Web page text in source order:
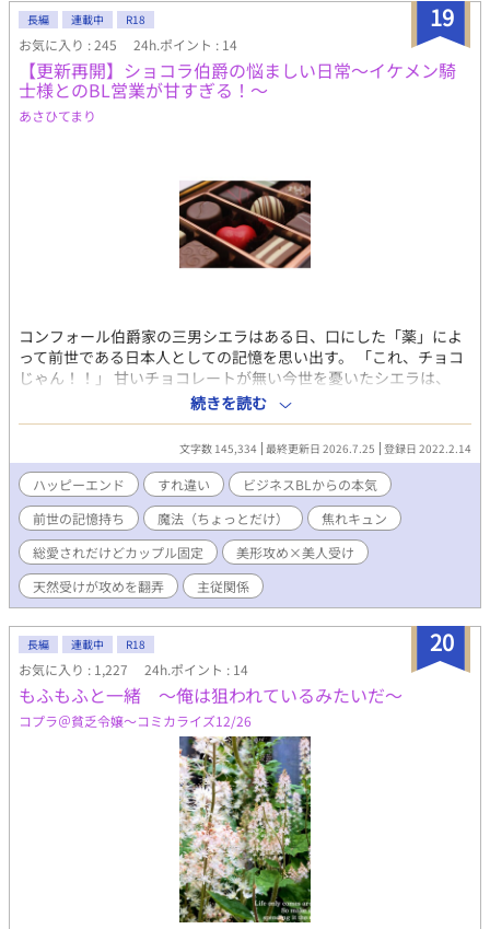
イドル！歌って踊って、あざと可愛いフルールに、周囲はどんど
ん魅了されていく。そして、ついに夫・ウルティムスの心境にも
変化が… 。 アイドル魂で子豚人生満喫中！獣人アイドルコメデ
ィ、総受け 「子豚のぼくも可愛いじゃん！」 冷酷非道な俺様狼獣
人×あざとポジティブのアイドル豚獣人 R18→※マーク 本編→完
結済み 「最高スコア」 24h.5000越え ランキング(その他).66位
19
長編 連載中 R18
お気に入り : 245 24h.ポイント : 14
【更新再開】ショコラ伯爵の悩ましい日常〜イケメン騎
士様とのBL営業が甘すぎる！〜
あさひてまり
コンフォール伯爵家の三男シエラはある日、口にした「薬」によ
って前世である日本人としての記憶を思い出す。 「これ、チョコ
じゃん！！」 甘いチョコレートが無い今世を憂いたシエラは、
人々に広めようとショコラトリーをオープン。 「ショコラ伯爵」
の通り名で知られるようになるが、ショコラを口にするのは貴族
ばかり。 どうにか庶民にも広めたい！ それにはインパクトあるプ
ロモーションを考えないと…。 え、BL営業⁉︎……それだ！！ 女子
に大人気のイケメン騎士の協力を得るも、相手役はまさかのシエ
ラ自身。 お互いの利害が一致したニセモノの「恋人」だったけ
ど…あれ？何だろうこの気持ち。 え、ちょっと待って！距離近く
ない⁉︎ 溺愛系イケメン騎士（21）×チョコマニアの無自覚美人
（19） たまに魔法の描写がありますが、恋愛には関係ありませ
ん。 ☆23話「碧」あたりから少しずつ恋愛要素が入ってきます。
初投稿です！お楽しみいただけますように(^^)
続きを読む
文字数 145,334 最終更新日 2026.7.25 登録日 2022.2.14
ハッピーエンド すれ違い
ビジネスBLからの本気
前世の記憶持ち
魔法（ちょっとだけ）
焦れキュン
総愛されだけどカップル固定
美形攻め×美人受け
天然受けが攻めを翻弄
主従関係
20
長編 連載中 R18
お気に入り : 1,227 24h.ポイント : 14
もふもふと一緒 〜俺は狙われているみたいだ〜
コプラ＠貧乏令嬢〜コミカライズ12/26